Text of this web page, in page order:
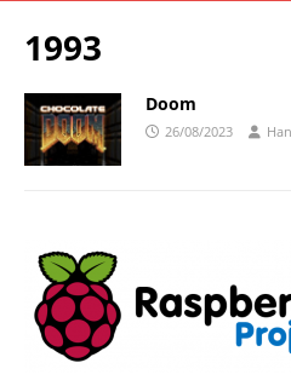
1993
Doom
26/08/2023